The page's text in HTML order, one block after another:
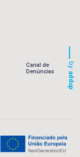
Canal de
Denúncias
by
addup